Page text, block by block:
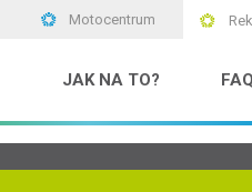
Motocentrum
JAK NA TO? FAQ